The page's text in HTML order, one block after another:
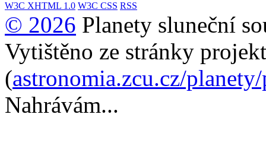
W3C XHTML 1.0 W3C CSS RSS
© 2026 Planety sluneční
Vytištěno ze stránky
(astronomia.zcu.cz/
Nahrávám...